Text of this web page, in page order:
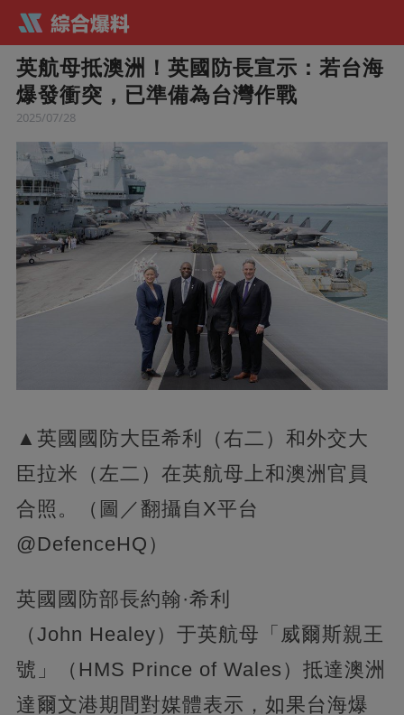
英航母抵澳洲！英國防長宣示：若台海
爆發衝突，已準備為台灣作戰
2025/07/28
▲英國國防大臣希利（右二）和外交大
臣拉米（左二）在英航母上和澳洲官員
合照。（圖／翻攝自X平台
@DefenceHQ）
英國國防部長約翰·希利
（John Healey）于英航母「威爾斯親王
號」（HMS Prince of Wales）抵達澳洲
達爾文港期間對媒體表示，如果台海爆